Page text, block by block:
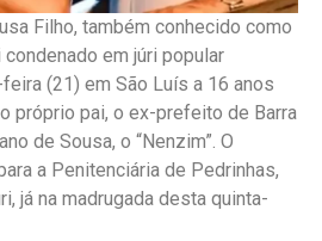
Filho, também conhecido como
em júri popular
(21) em São Luís a 16 anos
próprio pai, o ex-prefeito de Barra
de Sousa, o “Nenzim”. O
a Penitenciária de Pedrinhas,
já na madrugada desta quinta-